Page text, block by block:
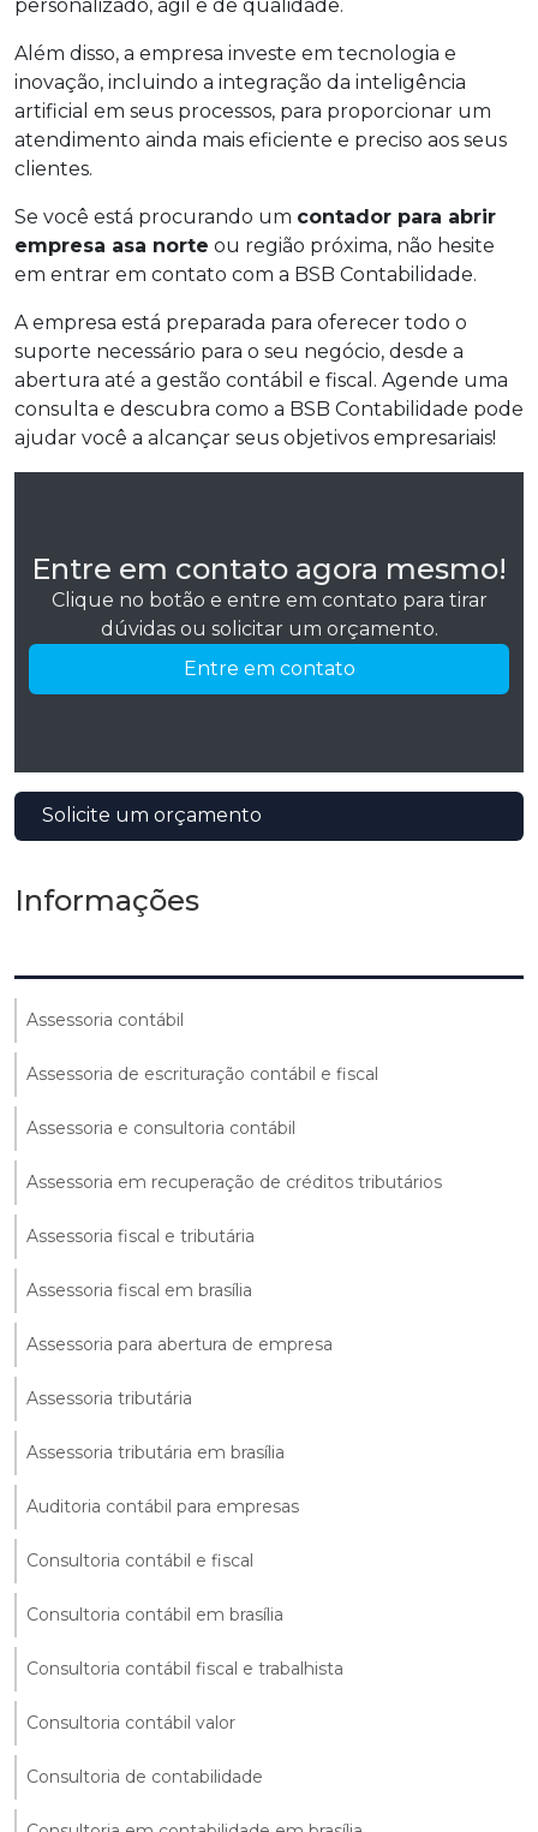
personalizado, ágil e de qualidade.
Além disso, a empresa investe em tecnologia e
inovação, incluindo a integração da inteligência
artificial em seus processos, para proporcionar um
atendimento ainda mais eficiente e preciso aos seus
clientes.
Se você está procurando um contador para abrir
empresa asa norte ou região próxima, não hesite
em entrar em contato com a BSB Contabilidade.
A empresa está preparada para oferecer todo o
suporte necessário para o seu negócio, desde a
abertura até a gestão contábil e fiscal. Agende uma
consulta e descubra como a BSB Contabilidade pode
ajudar você a alcançar seus objetivos empresariais!
Entre em contato agora mesmo!
Clique no botão e entre em contato para tirar
dúvidas ou solicitar um orçamento.
Entre em contato
Solicite um orçamento
Informações
Assessoria contábil
Assessoria de escrituração contábil e fiscal
Assessoria e consultoria contábil
Assessoria em recuperação de créditos tributários
Assessoria fiscal e tributária
Assessoria fiscal em brasília
Assessoria para abertura de empresa
Assessoria tributária
Assessoria tributária em brasília
Auditoria contábil para empresas
Consultoria contábil e fiscal
Consultoria contábil em brasília
Consultoria contábil fiscal e trabalhista
Consultoria contábil valor
Consultoria de contabilidade